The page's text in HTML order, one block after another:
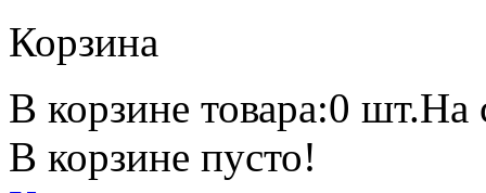
Корзина
В корзине товара:0 шт.На
В корзине пусто!